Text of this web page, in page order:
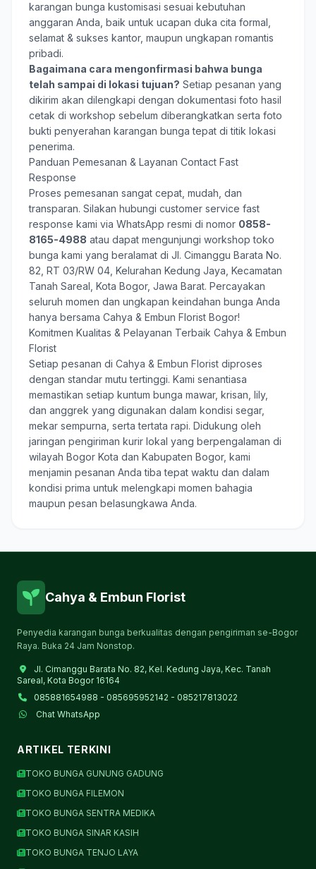
karangan bunga kustomisasi sesuai kebutuhan
anggaran Anda, baik untuk ucapan duka cita formal,
selamat & sukses kantor, maupun ungkapan romantis
pribadi.
Bagaimana cara mengonfirmasi bahwa bunga
telah sampai di lokasi tujuan? Setiap pesanan yang
dikirim akan dilengkapi dengan dokumentasi foto hasil
cetak di workshop sebelum diberangkatkan serta foto
bukti penyerahan karangan bunga tepat di titik lokasi
penerima.
Panduan Pemesanan & Layanan Contact Fast
Response
Proses pemesanan sangat cepat, mudah, dan
transparan. Silakan hubungi customer service fast
response kami via WhatsApp resmi di nomor 0858-
8165-4988 atau dapat mengunjungi workshop toko
bunga kami yang beralamat di Jl. Cimanggu Barata No.
82, RT 03/RW 04, Kelurahan Kedung Jaya, Kecamatan
Tanah Sareal, Kota Bogor, Jawa Barat. Percayakan
seluruh momen dan ungkapan keindahan bunga Anda
hanya bersama Cahya & Embun Florist Bogor!
Komitmen Kualitas & Pelayanan Terbaik Cahya & Embun
Florist
Setiap pesanan di Cahya & Embun Florist diproses
dengan standar mutu tertinggi. Kami senantiasa
memastikan setiap kuntum bunga mawar, krisan, lily,
dan anggrek yang digunakan dalam kondisi segar,
mekar sempurna, serta tertata rapi. Didukung oleh
jaringan pengiriman kurir lokal yang berpengalaman di
wilayah Bogor Kota dan Kabupaten Bogor, kami
menjamin pesanan Anda tiba tepat waktu dan dalam
kondisi prima untuk melengkapi momen bahagia
maupun pesan belasungkawa Anda.
Cahya & Embun Florist
Penyedia karangan bunga berkualitas dengan pengiriman se-Bogor
Raya. Buka 24 Jam Nonstop.
Jl. Cimanggu Barata No. 82, Kel. Kedung Jaya, Kec. Tanah
Sareal, Kota Bogor 16164
085881654988 - 085695952142 - 085217813022
Chat WhatsApp
ARTIKEL TERKINI
TOKO BUNGA GUNUNG GADUNG
TOKO BUNGA FILEMON
TOKO BUNGA SENTRA MEDIKA
TOKO BUNGA SINAR KASIH
TOKO BUNGA TENJO LAYA